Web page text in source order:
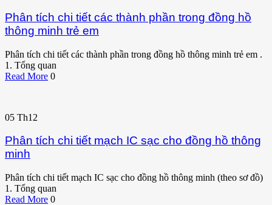
Phân tích chi tiết các thành phần trong đồng hồ
thông minh trẻ em
Phân tích chi tiết các thành phần trong đồng hồ thông minh trẻ em .
1. Tổng quan
Read More 0
05 Th12
Phân tích chi tiết mạch IC sạc cho đồng hồ thông
minh
Phân tích chi tiết mạch IC sạc cho đồng hồ thông minh (theo sơ đồ)
1. Tổng quan
Read More 0